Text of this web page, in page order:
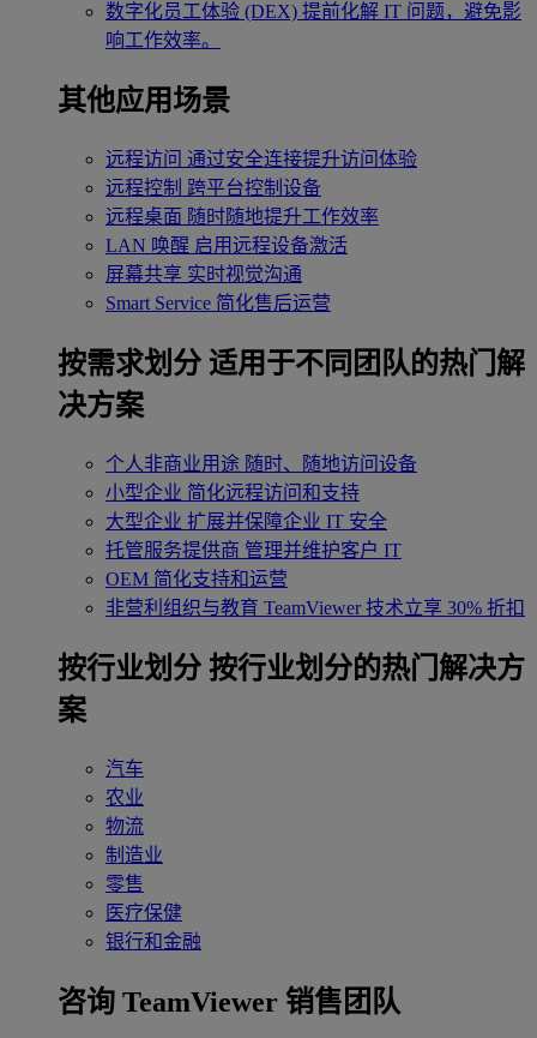
数字化员工体验 (DEX) 提前化解 IT 问题，避免影
响工作效率。
其他应用场景
远程访问 通过安全连接提升访问体验
远程控制 跨平台控制设备
远程桌面 随时随地提升工作效率
LAN 唤醒 启用远程设备激活
屏幕共享 实时视觉沟通
Smart Service 简化售后运营
按需求划分 适用于不同团队的热门解
决方案
个人非商业用途 随时、随地访问设备
小型企业 简化远程访问和支持
大型企业 扩展并保障企业 IT 安全
托管服务提供商 管理并维护客户 IT
OEM 简化支持和运营
非营利组织与教育 TeamViewer 技术立享 30% 折扣
‌按行业划分 按行业划分的热门解决方
案
汽车
农业
物流
制造业
零售
医疗保健
银行和金融
咨询 TeamViewer 销售团队